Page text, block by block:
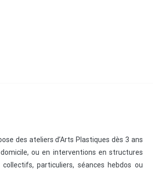
des ateliers d’Arts Plastiques dès 3 ans
ou en interventions en structures
particuliers, séances hebdos ou